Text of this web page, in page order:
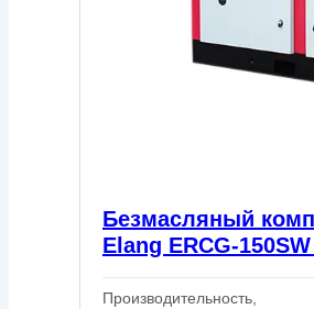
Безмасляный
Elang ERCG-
Производительность,